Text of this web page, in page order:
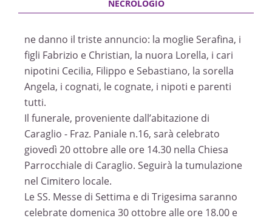
ne danno il triste annuncio: la moglie Serafina, i
figli Fabrizio e Christian, la nuora Lorella, i cari
nipotini Cecilia, Filippo e Sebastiano, la sorella
Angela, i cognati, le cognate, i nipoti e parenti
tutti.
Il funerale, proveniente dall’abitazione di
Caraglio - Fraz. Paniale n.16, sarà celebrato
giovedì 20 ottobre alle ore 14.30 nella Chiesa
Parrocchiale di Caraglio. Seguirà la tumulazione
nel Cimitero locale.
Le SS. Messe di Settima e di Trigesima saranno
celebrate domenica 30 ottobre alle ore 18.00 e